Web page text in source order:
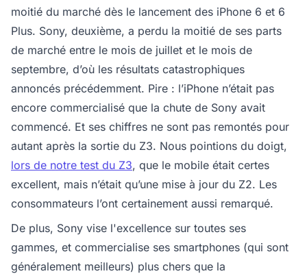
moitié du marché dès le lancement des iPhone 6 et 6
Plus. Sony, deuxième, a perdu la moitié de ses parts
de marché entre le mois de juillet et le mois de
septembre, d’où les résultats catastrophiques
annoncés précédemment. Pire : l’iPhone n’était pas
encore commercialisé que la chute de Sony avait
commencé. Et ses chiffres ne sont pas remontés pour
autant après la sortie du Z3. Nous pointions du doigt,
lors de notre test du Z3, que le mobile était certes
excellent, mais n’était qu’une mise à jour du Z2. Les
consommateurs l’ont certainement aussi remarqué.
De plus, Sony vise l'excellence sur toutes ses
gammes, et commercialise ses smartphones (qui sont
généralement meilleurs) plus chers que la